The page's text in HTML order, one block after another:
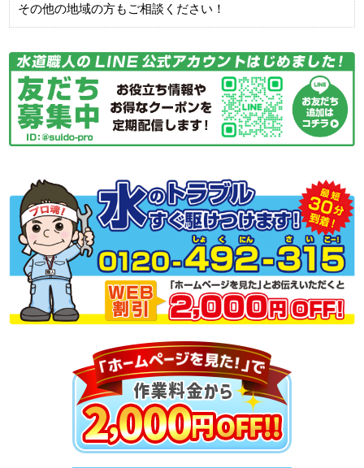
その他の地域の方もご相談ください！